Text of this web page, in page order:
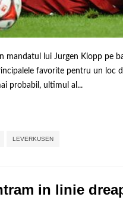
mandatul lui Jurgen Klopp pe
favorite pentru un loc
probabil, ultimul al...
LEVERKUSEN
in linie